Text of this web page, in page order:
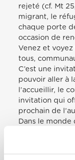
rejeté (cf. Mt
migrant, le
chaque porte
occasion de
Venez et voyez
tous,
C’est une
pouvoir aller à
l’accueillir, le
invitation qui
prochain de
Dans le monde
arrivés,
connaître et